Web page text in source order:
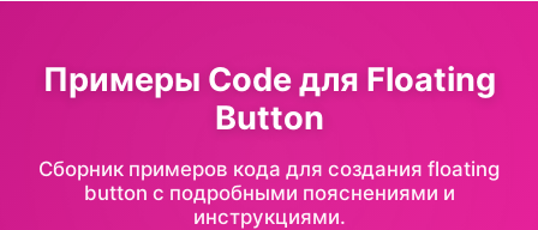
Примеры Code для Floating
Button
Сборник примеров кода для создания floating
button с подробными пояснениями и
инструкциями.